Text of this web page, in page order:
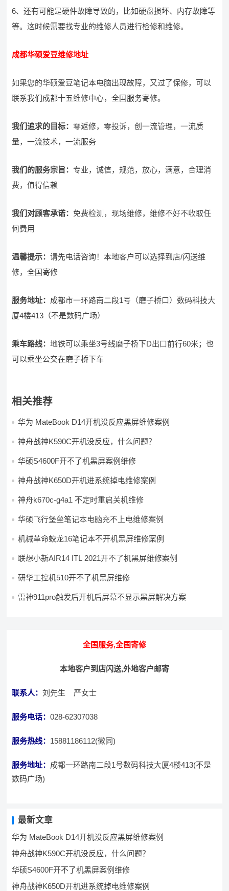
6、还有可能是硬件故障导致的，比如硬盘损坏、内存故障等
等。这时候需要找专业的维修人员进行检修和维修。
成都华硕爱豆维修地址
如果您的华硕爱豆笔记本电脑出现故障，又过了保修，可以
联系我们成都十五维修中心，全国服务寄修。
我们追求的目标：零返修，零投诉，创一流管理，一流质
量，一流技术，一流服务
我们的服务宗旨：专业，诚信，规范，放心，满意，合理消
费，值得信赖
我们对顾客承诺： 免费检测，现场维修，维修不好不收取任
何费用
温馨提示：请先电话咨询！本地客户可以选择到店/闪送维
修，全国寄修
服务地址： 成都市一环路南二段1号（磨子桥口）数码科技大
厦4楼413（不是数码广场）
乘车路线：地铁可以乘坐3号线磨子桥下D出口前行60米；也
可以乘坐公交在磨子桥下车
相关推荐
华为 MateBook D14开机没反应黑屏维修案例
神舟战神K590C开机没反应，什么问题？
华硕S4600F开不了机黑屏案例维修
神舟战神K650D开机进系统掉电维修案例
神舟k670c-g4a1 不定时重启关机维修
华硕飞行堡垒笔记本电脑充不上电维修案例
机械革命蛟龙16笔记本不开机黑屏维修案例
联想小新AIR14 ITL 2021开不了机黑屏维修案例
研华工控机510开不了机黑屏维修
雷神911pro触发后开机后屏幕不显示黑屏解决方案
全国服务,全国寄修
本地客户到店闪送,外地客户邮寄
联系人：刘先生 严女士
服务电话：028-62307038
服务热线： 15881186112(微同)
服务地址： 成都一环路南二段1号数码科技大厦4楼413(不是
数码广场)
最新文章
华为 MateBook D14开机没反应黑屏维修案例
神舟战神K590C开机没反应，什么问题？
华硕S4600F开不了机黑屏案例维修
神舟战神K650D开机进系统掉电维修案例